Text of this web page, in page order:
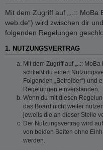
Mit dem Zugriff auf „..:: MoBa
web.de“) wird zwischen dir
folgenden Regelungen
1. NUTZUNGSVERTRAG
Mit dem Zugriff auf „..::
schließt du einen
Folgenden „Betreiber“) und
Regelungen einverstanden.
Wenn du mit diesen
das Board nicht weiter
jeweils die an dieser Stelle
Der Nutzungsvertrag wird
von beiden Seiten ohne
werden.